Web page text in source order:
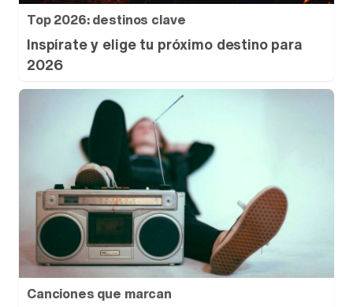
Top 2026: destinos clave
Inspírate y elige tu próximo destino para
2026
Canciones que marcan